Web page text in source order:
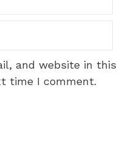
and website in this
time I comment.